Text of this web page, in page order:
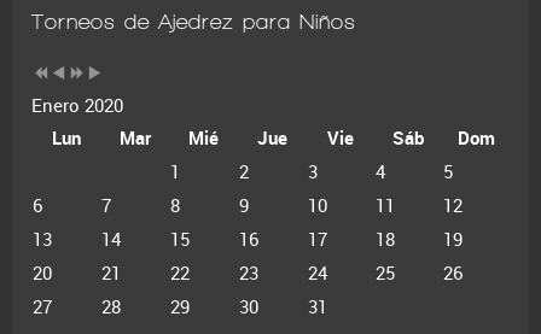
Torneos de Ajedrez para Niños
Enero 2020
Lun
Mar Mié Jue Vie Sáb
Dom
1
2 3 4
5
6
7 8 9 10 11
12
13
14 15 16 17 18
19
20
21 22 23 24 25
26
27
28 29 30 31